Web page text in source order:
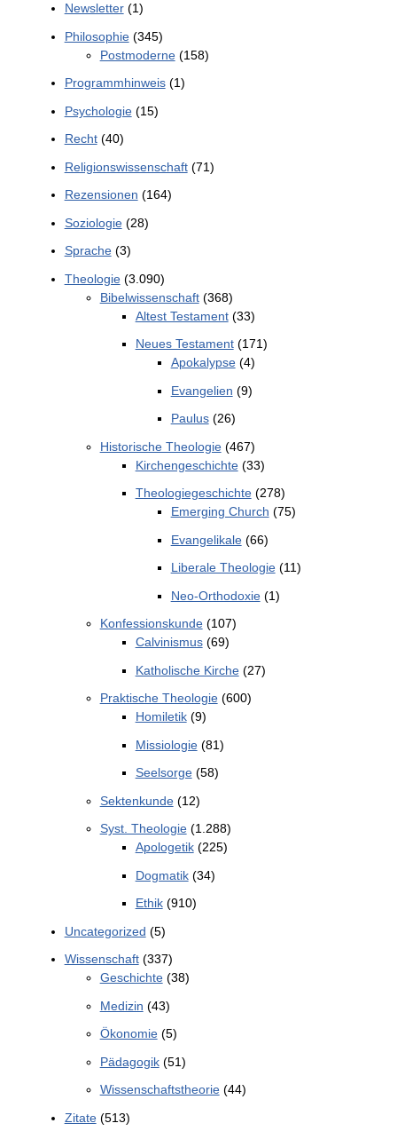
Newsletter(1)
Philosophie(345)
Postmoderne(158)
Programmhinweis(1)
Psychologie(15)
Recht(40)
Religionswissenschaft(71)
Rezensionen (164)
Soziologie(28)
Sprache(3)
Theologie(3.090)
Bibelwissenschaft(368)
Altest Testament(33)
Neues Testament(171)
Apokalypse(4)
Evangelien (9)
Paulus(26)
Historische Theologie(467)
Kirchengeschichte(33)
Theologiegeschichte(278)
Emerging Church (75)
Evangelikale(66)
Liberale Theologie(11)
Neo-Orthodoxie(1)
Konfessionskunde(107)
Calvinismus(69)
Katholische Kirche(27)
Praktische Theologie(600)
Homiletik(9)
Missiologie(81)
Seelsorge(58)
Sektenkunde(12)
Syst. Theologie(1.288)
Apologetik(225)
Dogmatik(34)
Ethik(910)
Uncategorized (5)
Wissenschaft(337)
Geschichte(38)
Medizin (43)
Ökonomie(5)
Pädagogik(51)
Wissenschaftstheorie(44)
Zitate(513)